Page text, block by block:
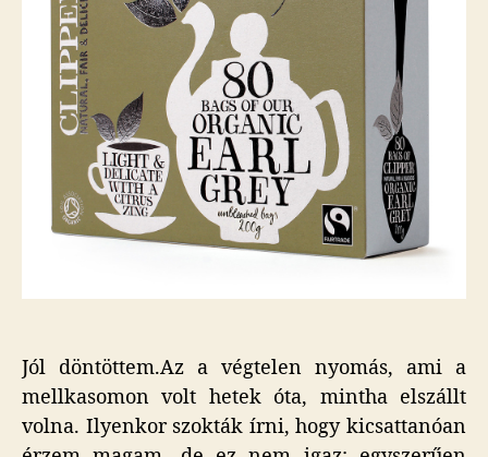
Jól döntöttem.Az a végtelen nyomás, ami a
mellkasomon volt hetek óta, mintha elszállt
volna. Ilyenkor szokták írni, hogy kicsattanóan